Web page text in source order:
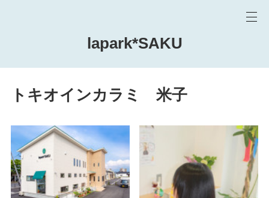
lapark*SAKU
トキオインカラミ 米子